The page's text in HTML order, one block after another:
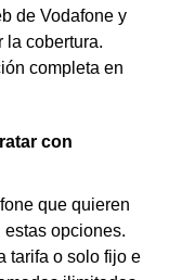
de Vodafone y
la cobertura.
completa en
con
que quieren
estas opciones.
tarifa o solo fijo e